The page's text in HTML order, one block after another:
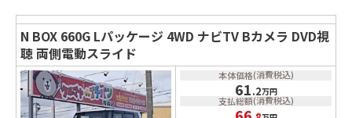
N BOX 660G Lパッケージ 4WD ナビTV Bカメラ DVD視
聴 両側電動スライド
本体価格(消費税込)
61.2万円
支払総額(消費税込)